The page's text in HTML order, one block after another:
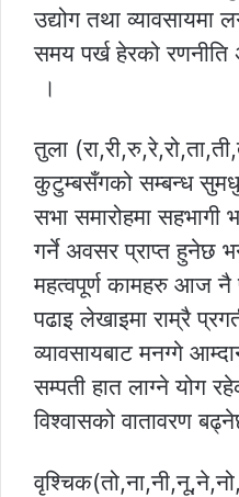
उद्योग तथा व्यावसायमा
समय पर्ख हेरको
।
तुला
कुटुम्बसँगको सम्बन्ध
सभा समारोहमा सहभागी
गर्ने अवसर प्राप्त हुनेछ
महत्वपूर्ण कामहरु आज नै
पढाइ लेखाइमा राम्रै
व्यावसायबाट मनग्गे
सम्पती हात लाग्ने योग
विश्वासको वातावरण